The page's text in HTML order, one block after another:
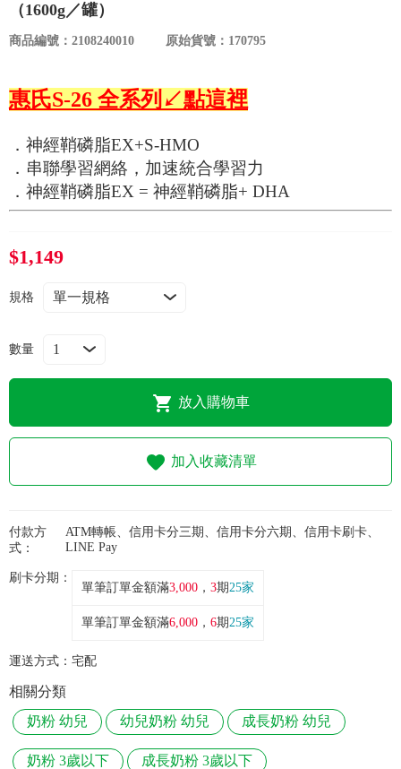
關於我們
會員專區
（1600g／罐）
商品編號：2108240010 原始貨號：170795
惠氏S-26 全系列↙點這裡
．神經鞘磷脂EX+S-HMO
．串聯學習網絡，加速統合學習力
．神經鞘磷脂EX = 神經鞘磷脂+ DHA
$1,149
規格
數量
放入購物車
加入收藏清單
付款方
式：
ATM轉帳、信用卡分三期、信用卡分六期、信用卡刷卡、
LINE Pay
刷卡分期：
單筆訂單金額滿3,000 ， 3期25家
單筆訂單金額滿6,000 ， 6期25家
運送方式： 宅配
相關分類
奶粉 幼兒
幼兒奶粉 幼兒 成長奶粉 幼兒
奶粉 3歲以下 成長奶粉 3歲以下